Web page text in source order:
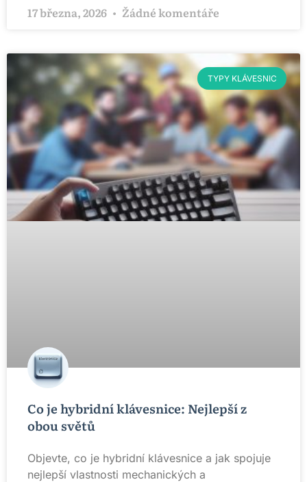
17 března, 2026 Žádné komentáře
TYPY KLÁVESNIC
Co je hybridní klávesnice: Nejlepší z
obou světů
Objevte, co je hybridní klávesnice a jak spojuje
nejlepší vlastnosti mechanických a